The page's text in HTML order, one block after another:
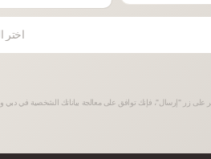
اختر
على زر "إرسال"، فإنك توافق على معالجة بياناتك الشخصية في دبي